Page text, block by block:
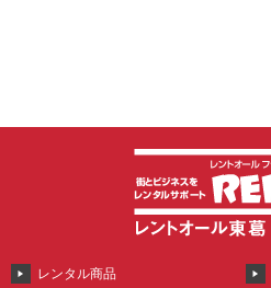
レンタル商品